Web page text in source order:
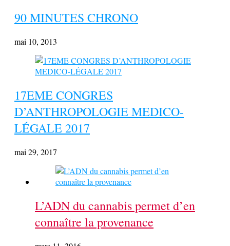
90 MINUTES CHRONO
mai 10, 2013
17EME CONGRES
D’ANTHROPOLOGIE MEDICO-
LÉGALE 2017
mai 29, 2017
L’ADN du cannabis permet d’en
connaître la provenance